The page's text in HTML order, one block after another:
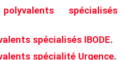
spécialisés
spécialisés IBODE.
spécialité Urgence.